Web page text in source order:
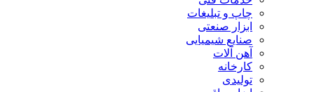
چاپ و تبلیغات
ابزار صنعتی
صنایع شیمیایی
آهن آلات
کارخانه
تولیدی